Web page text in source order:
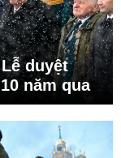
duyệt
năm qua